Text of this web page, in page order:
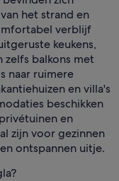
het strand en
verblijf
keukens,
balkons met
naar ruimere
en villa's
beschikken
en
zijn voor gezinnen
ontspannen uitje.